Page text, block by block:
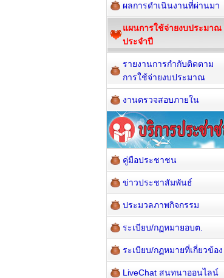
ผลการดำเนินงานที่ผ่านมา
แผนการใช้จ่ายงบประมาณ
ประจำปี
รายงานการกำกับติดตาม
การใช้จ่ายงบประมาณ
งานตรวจสอบภายใน
คู่มือประชาชน
ข่าวประชาสัมพันธ์
ประมวลภาพกิจกรรม
ระเบียบ/กฏหมายอบต.
ระเบียบ/กฏหมายที่เกี่ยวข้อง
LiveChat สนทนาออนไลน์